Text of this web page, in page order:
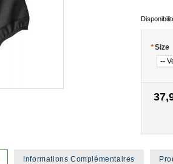
*Size
Informations Complémentaires